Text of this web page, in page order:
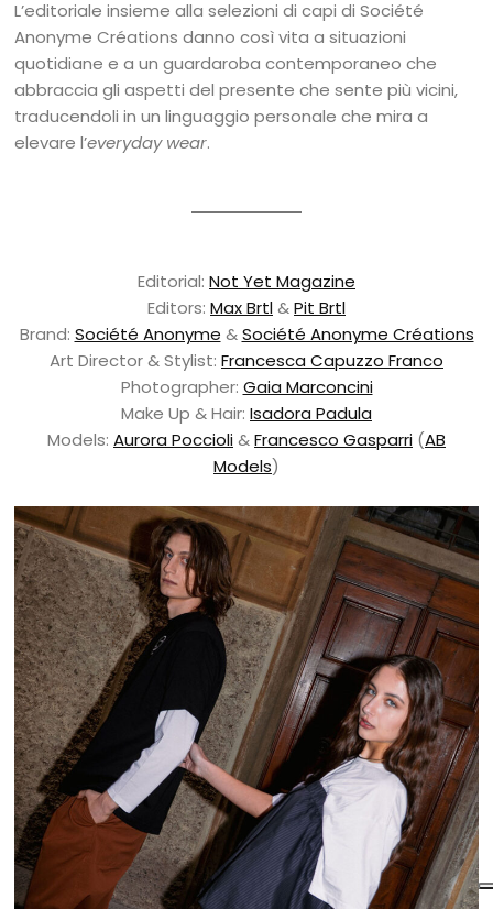
L’editoriale insieme alla selezioni di capi di Société
Anonyme Créations danno così vita a situazioni
quotidiane e a un guardaroba contemporaneo che
abbraccia gli aspetti del presente che sente più vicini,
traducendoli in un linguaggio personale che mira a
elevare l’everyday wear.
Editorial: Not Yet Magazine
Editors: Max Brtl&Pit Brtl
Brand: Société Anonyme &Société Anonyme Créations
Art Director & Stylist: Francesca Capuzzo Franco
Photographer: Gaia Marconcini
Make Up & Hair: Isadora Padula
Models: Aurora Poccioli&Francesco Gasparri (AB
Models)